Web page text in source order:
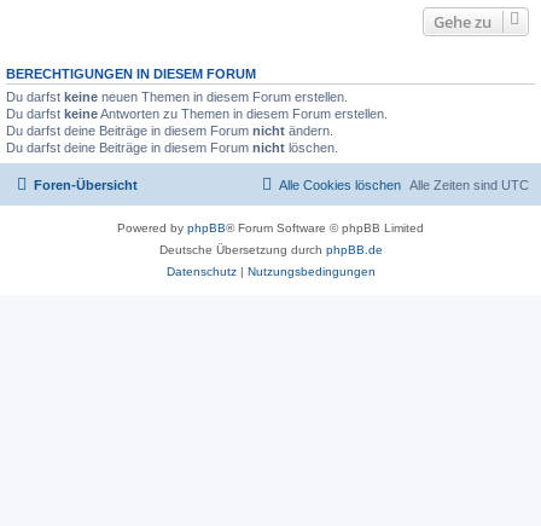
Gehe zu
BERECHTIGUNGEN IN DIESEM FORUM
Du darfst keine neuen Themen in diesem Forum erstellen.
Du darfst keineAntworten zu Themen in diesem Forum erstellen.
Du darfst deine Beiträge in diesem Forum nicht ändern.
Du darfst deine Beiträge in diesem Forum nicht löschen.
Foren-Übersicht Alle Zeiten sind UTC
Alle Cookies löschen
Powered by phpBB® Forum Software © phpBB Limited
Deutsche Übersetzung durch phpBB.de
Datenschutz| Nutzungsbedingungen